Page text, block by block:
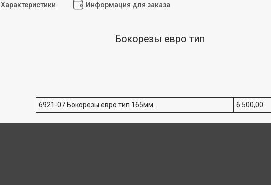
Характеристики Информация для заказа
Бокорезы евро тип
6921-07 Бокорезы евро.тип 165мм. 6 500,00